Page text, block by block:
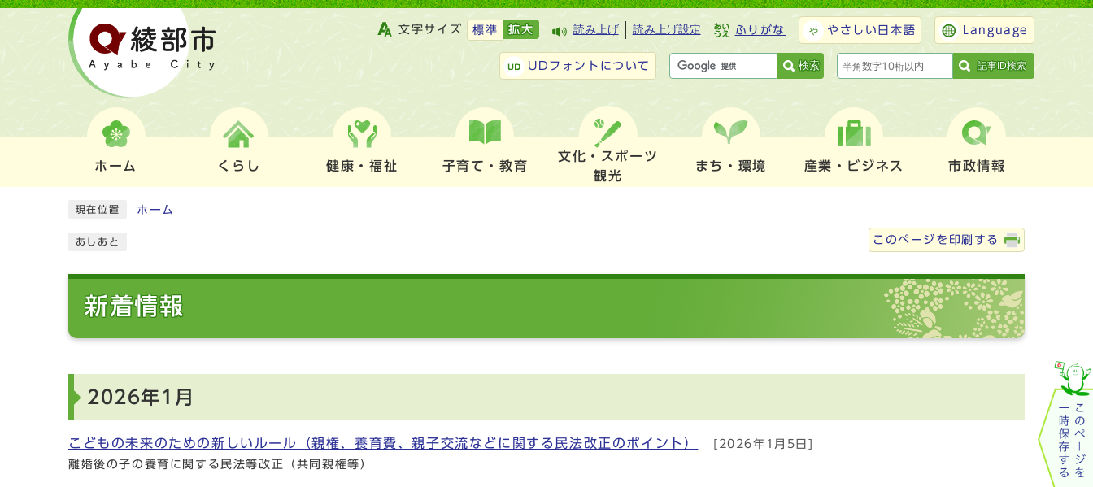
文字サイズ 標準 拡大 読み上げ 読み上げ設定 ふりがな やさしい日本語 Language
UDフォントについて 検索 記事ID検索
ホーム くらし 健康・福祉 子育て・教育
文化・スポーツ
観光
まち・環境 産業・ビジネス 市政情報
現在位置 ホーム
あしあと このページを印刷する
新着情報
2026年1月
こどもの未来のための新しいルール（親権、養育費、親子交流などに関する民法改正のポイント） [2026年1月5日]
離婚後の子の養育に関する民法等改正（共同親権等）